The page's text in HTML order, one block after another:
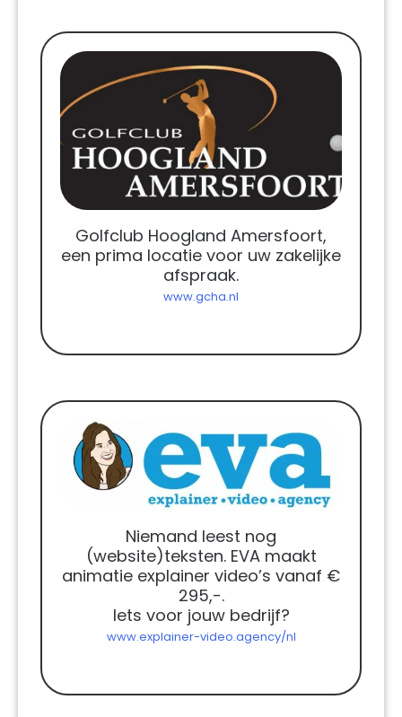
Golfclub Hoogland Amersfoort,
een prima locatie voor uw zakelijke
afspraak.
www.gcha.nl
Niemand leest nog
(website)teksten. EVA maakt
animatie explainer video’s vanaf €
295,-.
Iets voor jouw bedrijf?
www.explainer-video.agency/nl